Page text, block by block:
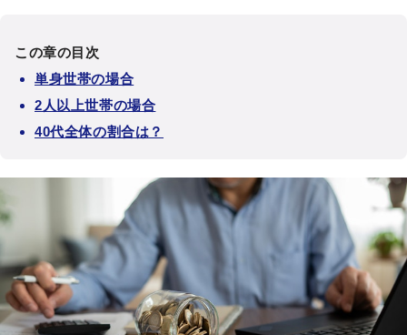
この章の目次
単身世帯の場合
2人以上世帯の場合
40代全体の割合は？